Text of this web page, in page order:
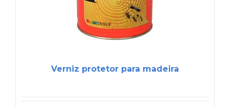
Verniz protetor para madeira